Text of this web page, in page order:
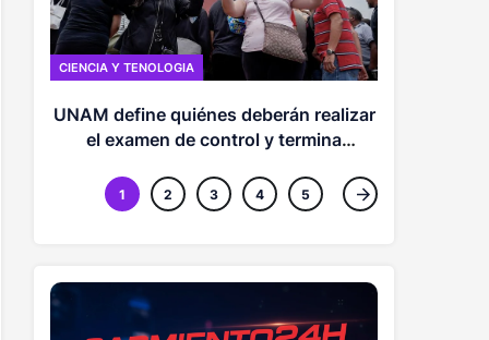
CIENCIA Y TENOLOGIA
UNAM define quiénes deberán realizar
el examen de control y termina
1 2 3 4 5